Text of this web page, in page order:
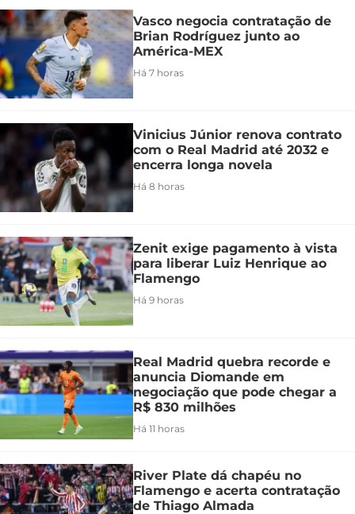
Vasco negocia contratação de
Brian Rodríguez junto ao
América-MEX
Há 7 horas
Vinicius Júnior renova contrato
com o Real Madrid até 2032 e
encerra longa novela
Há 8 horas
Zenit exige pagamento à vista
para liberar Luiz Henrique ao
Flamengo
Há 9 horas
Real Madrid quebra recorde e
anuncia Diomande em
negociação que pode chegar a
R$ 830 milhões
Há 11 horas
River Plate dá chapéu no
Flamengo e acerta contratação
de Thiago Almada